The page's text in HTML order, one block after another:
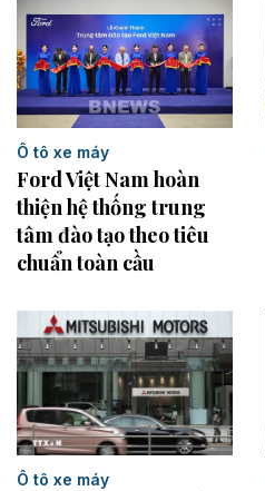
Ô tô xe máy
Ford Việt Nam hoàn
thiện hệ thống trung
tâm đào tạo theo tiêu
chuẩn toàn cầu
Ô tô xe máy